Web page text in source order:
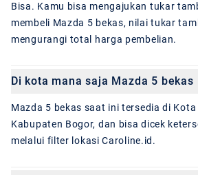
Bisa. Kamu bisa mengajukan tukar
membeli Mazda 5 bekas, nilai tukar
mengurangi total harga pembelian.
Di kota mana saja Mazda 5
Mazda 5 bekas saat ini tersedia di
Kabupaten Bogor, dan bisa dicek
melalui filter lokasi Caroline.id.